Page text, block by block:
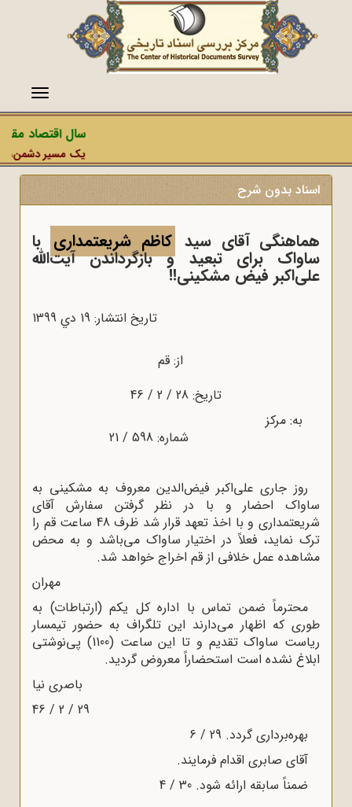
منو
سال اقتصاد
یک مسیر دشمن،
اسناد بدون شرح
هماهنگی آقای سید کاظم شریعتمداری با
ساواک برای تبعید و بازگرداندن آیت‌الله
علی‌اکبر فیض مشکینی!!
تاریخ انتشار: 19 دي 1399
از: قم
تاریخ: 28 / 2 / 46
به: مرکز
شماره: 598 / 21
روز جارى على‌اکبر فیض‌الدین معروف به مشکینى به
ساواک احضار و با در نظر گرفتن سفارش آقاى
شریعتمدارى و با اخذ تعهد قرار شد ظرف 48 ساعت قم را
ترک نماید، فعلاً در اختیار ساواک مى‌باشد و به محض
مشاهده عمل خلافى از قم اخراج خواهد شد.
مهران
محترماً ضمن تماس با اداره کل یکم (ارتباطات) به
طورى که اظهار مى‌دارند این تلگراف به حضور تیمسار
ریاست ساواک تقدیم و تا این ساعت (1100) پى‌نوشتى
ابلاغ نشده است استحضاراً معروض گردید.
باصرى نیا
29 / 2 / 46
بهره‌بردارى گردد. 29 / 6
آقاى صابرى اقدام فرمایند.
ضمناً سابقه ارائه شود. 30 / 4